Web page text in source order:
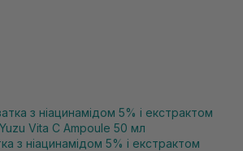
з ніацинамідом 5% і екстрактом